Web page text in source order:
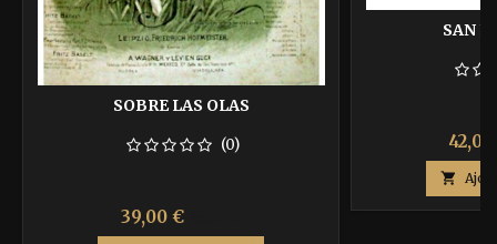
SOBRE LAS OLAS
(0)
Prix
39,00 €
SAN
Prix
